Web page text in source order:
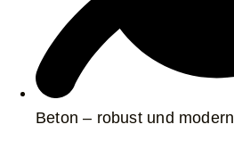
Beton – robust und modern